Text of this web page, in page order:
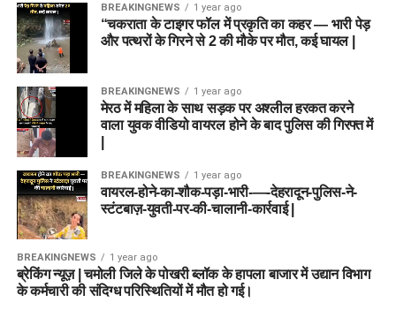
BREAKINGNEWS 1 year ago
“चकराता के टाइगर फॉल में प्रकृति का कहर — भारी पेड़
और पत्थरों के गिरने से 2 की मौके पर मौत, कई घायल |
BREAKINGNEWS 1 year ago
मेरठ में महिला के साथ सड़क पर अश्लील हरकत करने
वाला युवक वीडियो वायरल होने के बाद पुलिस की गिरफ्त में
BREAKINGNEWS 1 year ago
वायरल-होने-का-शौक-पड़ा-भारी-—-देहरादून-पुलिस-ने-
स्टंटबाज़-युवती-पर-की-चालानी-कार्रवाई |
BREAKINGNEWS 1 year ago
ब्रेकिंग न्यूज़ | चमोली जिले के पोखरी ब्लॉक के हापला बाजार में उद्यान विभाग
के कर्मचारी की संदिग्ध परिस्थितियों में मौत हो गई।